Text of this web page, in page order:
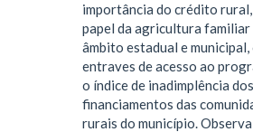
importância do crédito
papel da agricultura familiar
âmbito estadual e municipal,
entraves de acesso ao
o índice de inadimplência dos
financiamentos das
rurais do município.